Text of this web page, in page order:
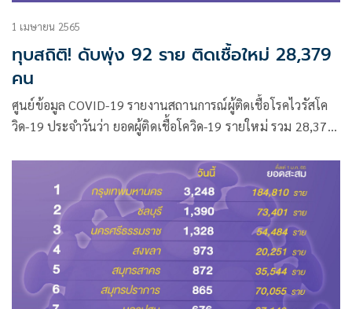
1 เมษายน 2565
ทุบสถิติ! ดับพุ่ง 92 ราย ติดเชื้อใหม่ 28,379
คน
ศูนย์ข้อมูล COVID-19 รายงานสถานการณ์ผู้ติดเชื้อโรคไวรัสโค
วิด-19 ประจำวันว่า ยอดผู้ติดเชื้อโควิด-19 รายใหม่ รวม 28,379